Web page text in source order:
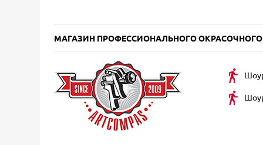
МАГАЗИН ПРОФЕССИОНАЛЬНОГО